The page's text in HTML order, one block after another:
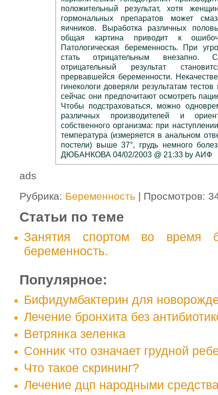
положительный результат, хотя
гормональных препаратов может
яичников. Выработка различных
общая картина приводит к
Патологическая беременность. При
стать отрицательным внезапно.
отрицательный результат
прервавшейся беременности.
гинекологи доверяли результатам
сейчас они предпочитают осмотреть
Чтобы подстраховаться, можно
различных производителей и
собственного организма: при
температура (измеряется в анальном
постели) выше 37°, грудь немного
ДЮБАНКОВА 04/02/2003 @ 21:33 by АИФ
ads
Рубрика: Беременность | Просмотров:
Статьи по теме
Занятия спортом во время
беременность.
Популярное:
Бифидумбактерин для
Лечение бронхита без
Ветрянка зеленка
Сонник что означает грудной
Что такое скрининг?
Лечение дцп народными